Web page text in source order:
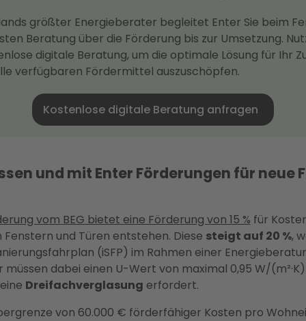
größter Energieberater begleitet Enter Sie beim
Beratung über die Förderung bis zur Umsetzung.
digitale Beratung, um die optimale Lösung für Ihr
verfügbaren Fördermittel auszuschöpfen.
Kostenlose digitale Beratung anfragen
und mit Enter Förderungen für neue
vom BEG bietet eine Förderung von 15 % für
Fenstern und Türen entstehen. Diese steigt auf 20 %,
(iSFP) im Rahmen einer
müssen dabei einen U-Wert von maximal 0,95 W/
Dreifachverglasung erfordert.
von 60.000 € förderfähiger Kosten pro